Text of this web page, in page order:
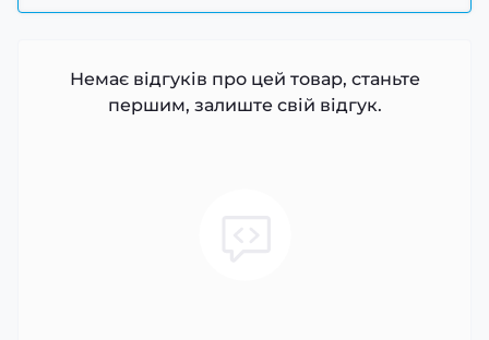
Немає відгуків про цей товар, станьте
першим, залиште свій відгук.